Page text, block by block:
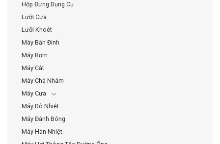
Hộp Đựng Dụng Cụ
Lưỡi Cưa
Lưỡi Khoét
Máy Bắn Đinh
Máy Bơm
Máy Cắt
Máy Chà Nhám
Máy Cưa
Máy Dò Nhiệt
Máy Đánh Bóng
Máy Hàn Nhiệt